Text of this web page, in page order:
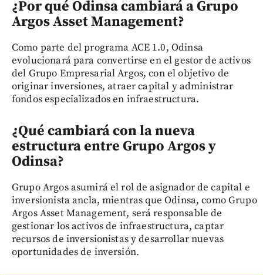
¿Por qué Odinsa cambiará a Grupo
Argos Asset Management?
Como parte del programa ACE 1.0, Odinsa
evolucionará para convertirse en el gestor de activos
del Grupo Empresarial Argos, con el objetivo de
originar inversiones, atraer capital y administrar
fondos especializados en infraestructura.
¿Qué cambiará con la nueva
estructura entre Grupo Argos y
Odinsa?
Grupo Argos asumirá el rol de asignador de capital e
inversionista ancla, mientras que Odinsa, como Grupo
Argos Asset Management, será responsable de
gestionar los activos de infraestructura, captar
recursos de inversionistas y desarrollar nuevas
oportunidades de inversión.